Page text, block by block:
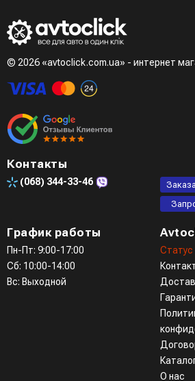
© 2026 «avtoclick.com.ua» - интернет
Контакты
(068) 344-33-46
График работы
Пн-Пт: 9:00-17:00
Сб: 10:00-14:00
Вс: Выходной
Статус
О нас